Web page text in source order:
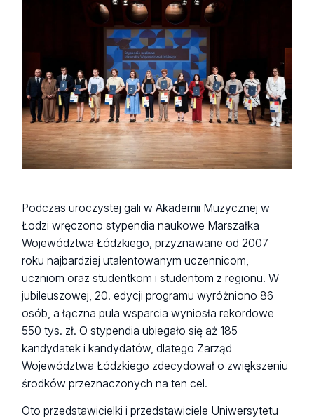
Podczas uroczystej gali w Akademii Muzycznej w
Łodzi wręczono stypendia naukowe Marszałka
Województwa Łódzkiego, przyznawane od 2007
roku najbardziej utalentowanym uczennicom,
uczniom oraz studentkom i studentom z regionu. W
jubileuszowej, 20. edycji programu wyróżniono 86
osób, a łączna pula wsparcia wyniosła rekordowe
550 tys. zł. O stypendia ubiegało się aż 185
kandydatek i kandydatów, dlatego Zarząd
Województwa Łódzkiego zdecydował o zwiększeniu
środków przeznaczonych na ten cel.
Oto przedstawicielki i przedstawiciele Uniwersytetu